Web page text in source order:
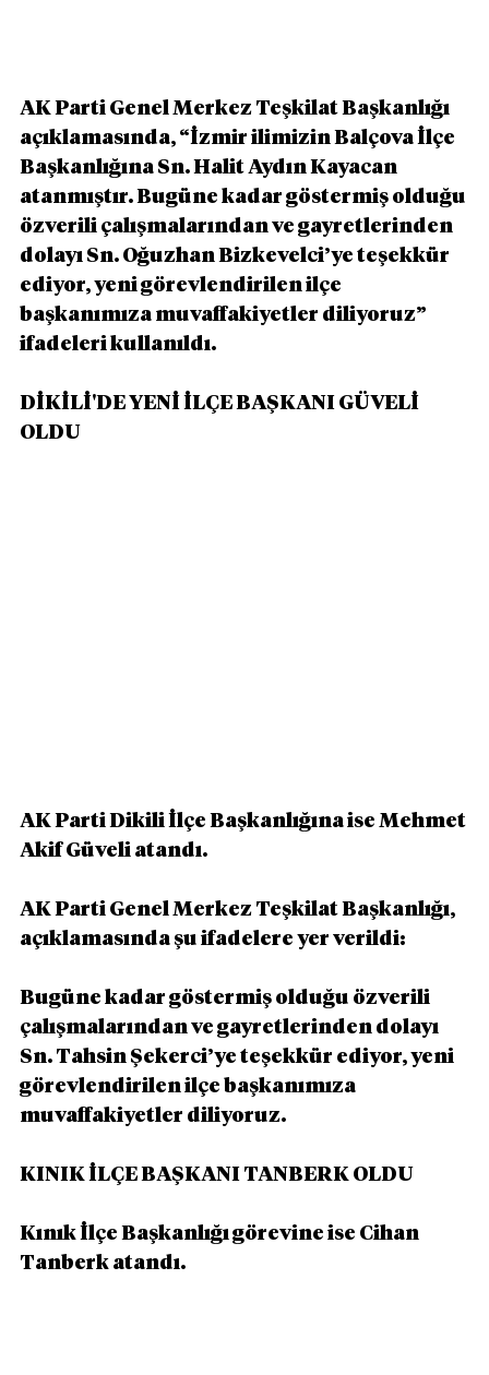
AK Parti Genel Merkez Teşkilat Başkanlığı
açıklamasında, “İzmir ilimizin Balçova İlçe
Başkanlığına Sn. Halit Aydın Kayacan
atanmıştır. Bugüne kadar göstermiş olduğu
özverili çalışmalarından ve gayretlerinden
dolayı Sn. Oğuzhan Bizkevelci’ye teşekkür
ediyor, yeni görevlendirilen ilçe
başkanımıza muvaffakiyetler diliyoruz”
ifadeleri kullanıldı.
DİKİLİ'DE YENİ İLÇE BAŞKANI GÜVELİ
OLDU
AK Parti Dikili İlçe Başkanlığına ise Mehmet
Akif Güveli atandı.
AK Parti Genel Merkez Teşkilat Başkanlığı,
açıklamasında şu ifadelere yer verildi:
Bugüne kadar göstermiş olduğu özverili
çalışmalarından ve gayretlerinden dolayı
Sn. Tahsin Şekerci’ye teşekkür ediyor, yeni
görevlendirilen ilçe başkanımıza
muvaffakiyetler diliyoruz.
KINIK İLÇE BAŞKANI TANBERK OLDU
Kınık İlçe Başkanlığı görevine ise Cihan
Tanberk atandı.